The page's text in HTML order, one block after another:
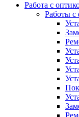
Работа с
Работы с